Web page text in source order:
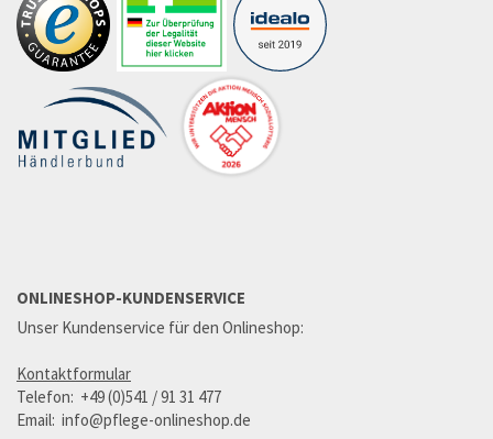
ONLINESHOP-KUNDENSERVICE
Unser Kundenservice für den Onlineshop:
Kontaktformular
Telefon: +49 (0)541 / 91 31 477
Email: info@pflege-onlineshop.de